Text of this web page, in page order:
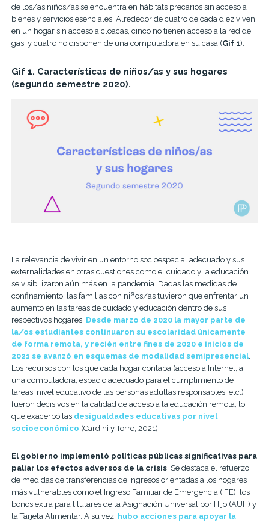
de los/as niños/as se encuentra en hábitats precarios sin acceso a
bienes y servicios esenciales. Alrededor de cuatro de cada diez viven
en un hogar sin acceso a cloacas, cinco no tienen acceso a la red de
gas, y cuatro no disponen de una computadora en su casa (Gif 1).
Gif 1. Características de niños/as y sus hogares
(segundo semestre 2020).
La relevancia de vivir en un entorno socioespacial adecuado y sus
externalidades en otras cuestiones como el cuidado y la educación
se visibilizaron aún más en la pandemia. Dadas las medidas de
confinamiento, las familias con niños/as tuvieron que enfrentar un
aumento en las tareas de cuidado y educación dentro de sus
respectivos hogares. Desde marzo de 2020 la mayor parte de
la/os estudiantes continuaron su escolaridad únicamente
de forma remota, y recién entre fines de 2020 e inicios de
2021 se avanzó en esquemas de modalidad semipresencial.
Los recursos con los que cada hogar contaba (acceso a Internet, a
una computadora, espacio adecuado para el cumplimiento de
tareas, nivel educativo de las personas adultas responsables, etc.)
fueron decisivos en la calidad de acceso a la educación remota, lo
que exacerbó las desigualdades educativas por nivel
socioeconómico (Cardini y Torre, 2021).
El gobierno implementó políticas públicas significativas para
paliar los efectos adversos de la crisis. Se destaca el refuerzo
de medidas de transferencias de ingresos orientadas a los hogares
más vulnerables como el Ingreso Familiar de Emergencia (IFE), los
bonos extra para titulares de la Asignación Universal por Hijo (AUH) y
la Tarjeta Alimentar. A su vez, hubo acciones para apoyar la